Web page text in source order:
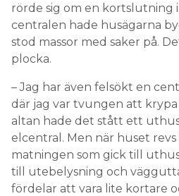
rörde sig om en kortslutning
centralen hade husägarna
stod massor med saker på.
plocka.
– Jag har även felsökt en
där jag var tvungen att
altan hade det stått ett
elcentral. Men när huset revs
matningen som gick till
till utebelysning och
fördelar att vara lite kortare